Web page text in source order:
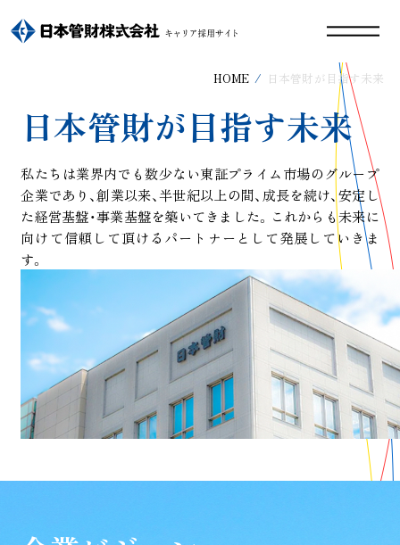
HOME 日本管財が目指す未来
日本管財が目指す未来
私たちは業界内でも数少ない東証プライム市場のグループ
企業であり、創業以来、半世紀以上の間、成長を続け、安定し
た経営基盤・事業基盤を築いてきました。これからも未来に
向けて信頼して頂けるパートナーとして発展していきま
す。